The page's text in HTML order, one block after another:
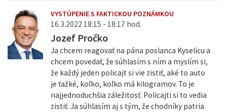
VYSTÚPENIE S FAKTICKOU POZNÁMKOU
16.3.2022 18:15 - 18:17 hod.
Jozef Pročko
Ja chcem reagovať na pána poslanca Kyselicu a
chcem povedať, že súhlasím s ním a myslím si,
že každý jeden policajt si vie zistiť, aké to auto
je ťažké, koľko, koľko má kilogramov. To je
najjednoduchšia záležitosť. Policajti si to vedia
zistiť. Ja súhlasím aj s tým, že chodníky patria